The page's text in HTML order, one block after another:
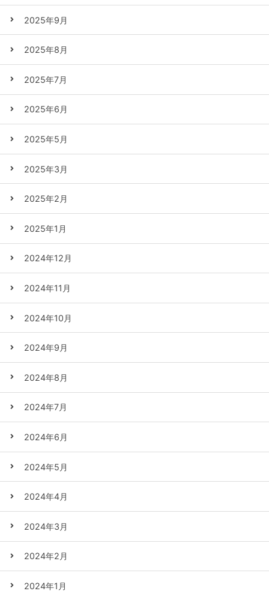
2025年9月
2025年8月
2025年7月
2025年6月
2025年5月
2025年3月
2025年2月
2025年1月
2024年12月
2024年11月
2024年10月
2024年9月
2024年8月
2024年7月
2024年6月
2024年5月
2024年4月
2024年3月
2024年2月
2024年1月